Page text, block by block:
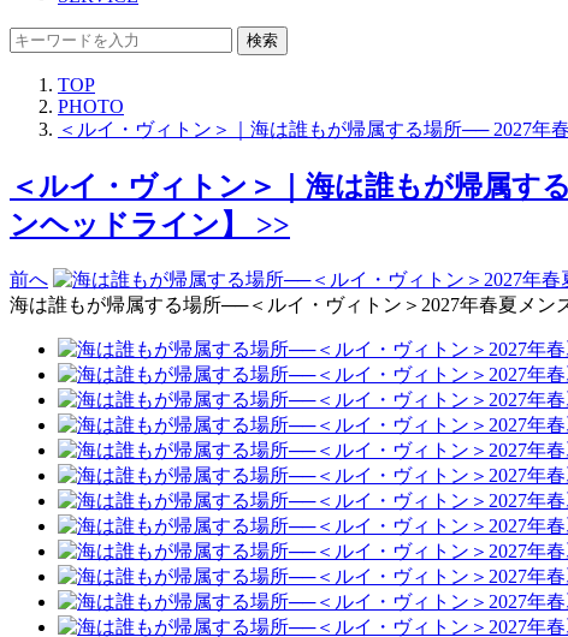
検索
TOP
PHOTO
＜ルイ・ヴィトン＞｜海は誰もが帰属する場所── 2027年
＜ルイ・ヴィトン＞｜海は誰もが帰属す
ンヘッドライン】 >>
前へ
海は誰もが帰属する場所──＜ルイ・ヴィトン＞2027年春夏メ